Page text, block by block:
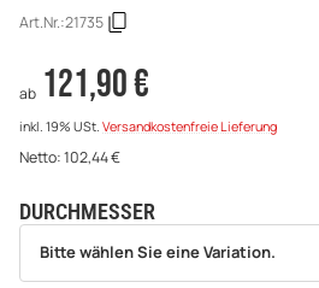
Art.Nr.:21735
ab 121,90 €
inkl. 19% USt. Versandkostenfreie Lieferung
Netto:102,44€
DURCHMESSER
wählen
Bitte wählen Sie eine Variation.